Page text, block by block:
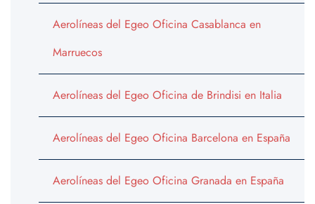
Aerolíneas del Egeo Oficina Casablanca en
Marruecos
Aerolíneas del Egeo Oficina de Brindisi en Italia
Aerolíneas del Egeo Oficina Barcelona en España
Aerolíneas del Egeo Oficina Granada en España